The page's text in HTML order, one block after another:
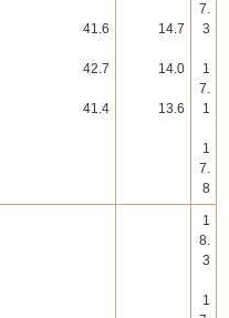
41.6
42.7
41.4
14.7
14.0
13.6
7.
3
1
7.
1
1
7.
8
1
8.
3
1